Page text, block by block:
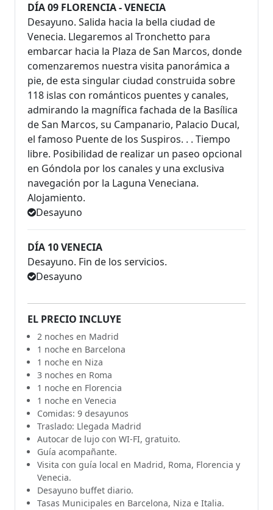
DÍA 09 FLORENCIA - VENECIA
Desayuno. Salida hacia la bella ciudad de
Venecia. Llegaremos al Tronchetto para
embarcar hacia la Plaza de San Marcos, donde
comenzaremos nuestra visita panorámica a
pie, de esta singular ciudad construida sobre
118 islas con románticos puentes y canales,
admirando la magnífica fachada de la Basílica
de San Marcos, su Campanario, Palacio Ducal,
el famoso Puente de los Suspiros. . . Tiempo
libre. Posibilidad de realizar un paseo opcional
en Góndola por los canales y una exclusiva
navegación por la Laguna Veneciana.
Alojamiento.
Desayuno
DÍA 10 VENECIA
Desayuno. Fin de los servicios.
Desayuno
EL PRECIO INCLUYE
2 noches en Madrid
1 noche en Barcelona
1 noche en Niza
3 noches en Roma
1 noche en Florencia
1 noche en Venecia
Comidas: 9 desayunos
Traslado: Llegada Madrid
Autocar de lujo con WI-FI, gratuito.
Guía acompañante.
Visita con guía local en Madrid, Roma, Florencia y
Venecia.
Desayuno buffet diario.
Tasas Municipales en Barcelona, Niza e Italia.